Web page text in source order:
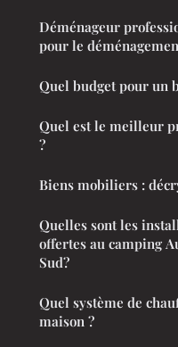
Déménageur
pour le
Quel budget pour un
Quel est le meilleur
?
Biens mobiliers :
Quelles sont les
offertes au camping
Sud?
Quel système de
maison ?